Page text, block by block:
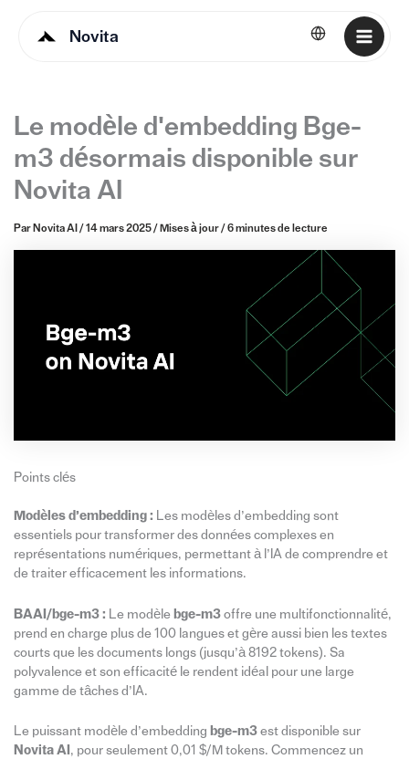
Novita Français
Le modèle d'embedding Bge-
m3 désormais disponible sur
Novita AI
Par Novita AI / 14 mars 2025/ Mises à jour/ 6 minutes de lecture
Points clés
Modèles d’embedding : Les modèles d’embedding sont
essentiels pour transformer des données complexes en
représentations numériques, permettant à l’IA de comprendre et
de traiter efficacement les informations.
BAAI/bge-m3 : Le modèle bge-m3offre une multifonctionnalité,
prend en charge plus de 100 langues et gère aussi bien les textes
courts que les documents longs (jusqu’à 8192 tokens). Sa
polyvalence et son efficacité le rendent idéal pour une large
gamme de tâches d’IA.
Le puissant modèle d’embedding bge-m3est disponible sur
Novita AI , pour seulement 0,01 $/M tokens. Commencez un